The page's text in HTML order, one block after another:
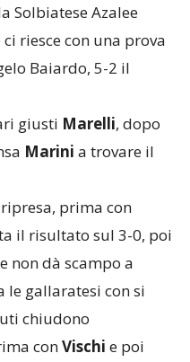
Solbiatese Azalee
riesce con una prova
Baiardo, 5-2 il
giusti Marelli, dopo
Marini a trovare il
prima con
il risultato sul 3-0, poi
non dà scampo a
le gallaratesi con si
chiudono
conVischi e poi